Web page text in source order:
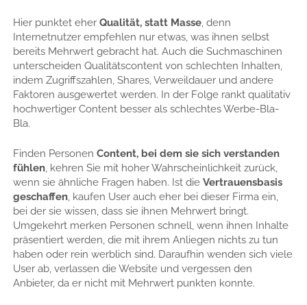
Hier punktet eher Qualität, statt Masse, denn
Internetnutzer empfehlen nur etwas, was ihnen selbst
bereits Mehrwert gebracht hat. Auch die Suchmaschinen
unterscheiden Qualitätscontent von schlechten Inhalten,
indem Zugriffszahlen, Shares, Verweildauer und andere
Faktoren ausgewertet werden. In der Folge rankt qualitativ
hochwertiger Content besser als schlechtes Werbe-Bla-
Bla.
Finden Personen Content, bei dem sie sich verstanden
fühlen, kehren Sie mit hoher Wahrscheinlichkeit zurück,
wenn sie ähnliche Fragen haben. Ist die Vertrauensbasis
geschaffen, kaufen User auch eher bei dieser Firma ein,
bei der sie wissen, dass sie ihnen Mehrwert bringt.
Umgekehrt merken Personen schnell, wenn ihnen Inhalte
präsentiert werden, die mit ihrem Anliegen nichts zu tun
haben oder rein werblich sind. Daraufhin wenden sich viele
User ab, verlassen die Website und vergessen den
Anbieter, da er nicht mit Mehrwert punkten konnte.